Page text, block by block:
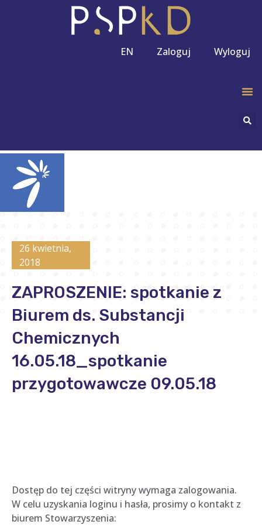
EN Zaloguj Wyloguj
26 kwietnia,
2018
ZAPROSZENIE: spotkanie z
Biurem ds. Substancji
Chemicznych
16.05.18_spotkanie
przygotowawcze 09.05.18
Dostęp do tej części witryny wymaga zalogowania.
W celu uzyskania loginu i hasła, prosimy o kontakt z
biurem Stowarzyszenia: